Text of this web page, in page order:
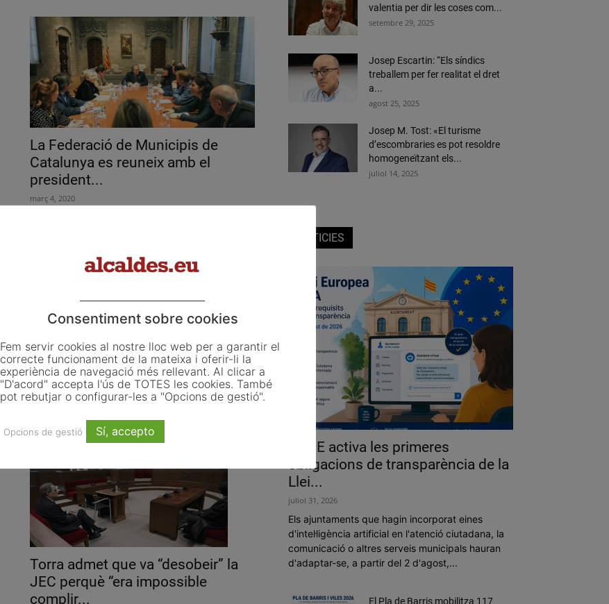
La Federació de Municipis de
Catalunya es reuneix amb el
president...
març 4, 2020
Torra convoca una declaració
institucional a Palau a les 12h
després...
Torra admet que va “desobeir” la
JEC perquè “era impossible
complir...
valentia per dir les coses com...
setembre 29, 2025
Josep Escartin: “Els síndics
treballem per fer realitat el dret
a...
agost 25, 2025
Josep M. Tost: «El turisme
d’escombraries es pot resoldre
homogeneïtzant els...
juliol 14, 2025
NOTICIES
La UE activa les primeres
obligacions de transparència de la
Llei...
juliol 31, 2026
Els ajuntaments que hagin incorporat eines
d'intel·ligència artificial en l'atenció ciutadana, la
comunicació o altres serveis municipals hauran
d'adaptar-se, a partir del 2 d'agost,...
El Pla de Barris mobilitza 117
Consentiment sobre cookies
Fem servir cookies al nostre lloc web per a garantir el
correcte funcionament de la mateixa i oferir-li la
experiència de navegació més rellevant. Al clicar a
"D'acord" accepta l'ús de TOTES les cookies. També
pot rebutjar o configurar-les a "Opcions de gestió".
Opcions de gestió Sí, accepto